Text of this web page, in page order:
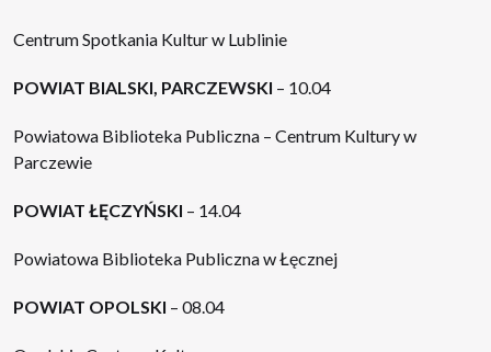
Centrum Spotkania Kultur w Lublinie
POWIAT BIALSKI, PARCZEWSKI – 10.04
Powiatowa Biblioteka Publiczna – Centrum Kultury w
Parczewie
POWIAT ŁĘCZYŃSKI – 14.04
Powiatowa Biblioteka Publiczna w Łęcznej
POWIAT OPOLSKI – 08.04